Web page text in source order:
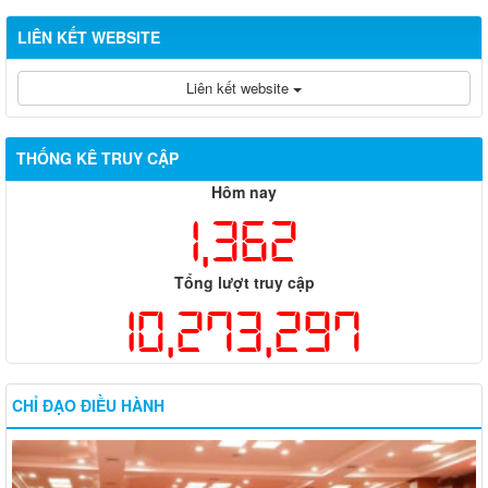
LIÊN KẾT WEBSITE
Liên kết website
THỐNG KÊ TRUY CẬP
Hôm nay
1,362
Tổng lượt truy cập
10,273,297
CHỈ ĐẠO ĐIỀU HÀNH